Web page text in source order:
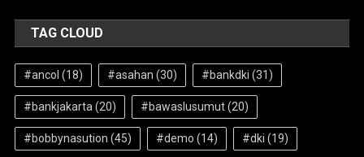
TAG CLOUD
#ancol (18) #asahan (30) #bankdki (31)
#bankjakarta (20) #bawaslusumut(20)
#bobbynasution (45) #demo (14) #dki (19)